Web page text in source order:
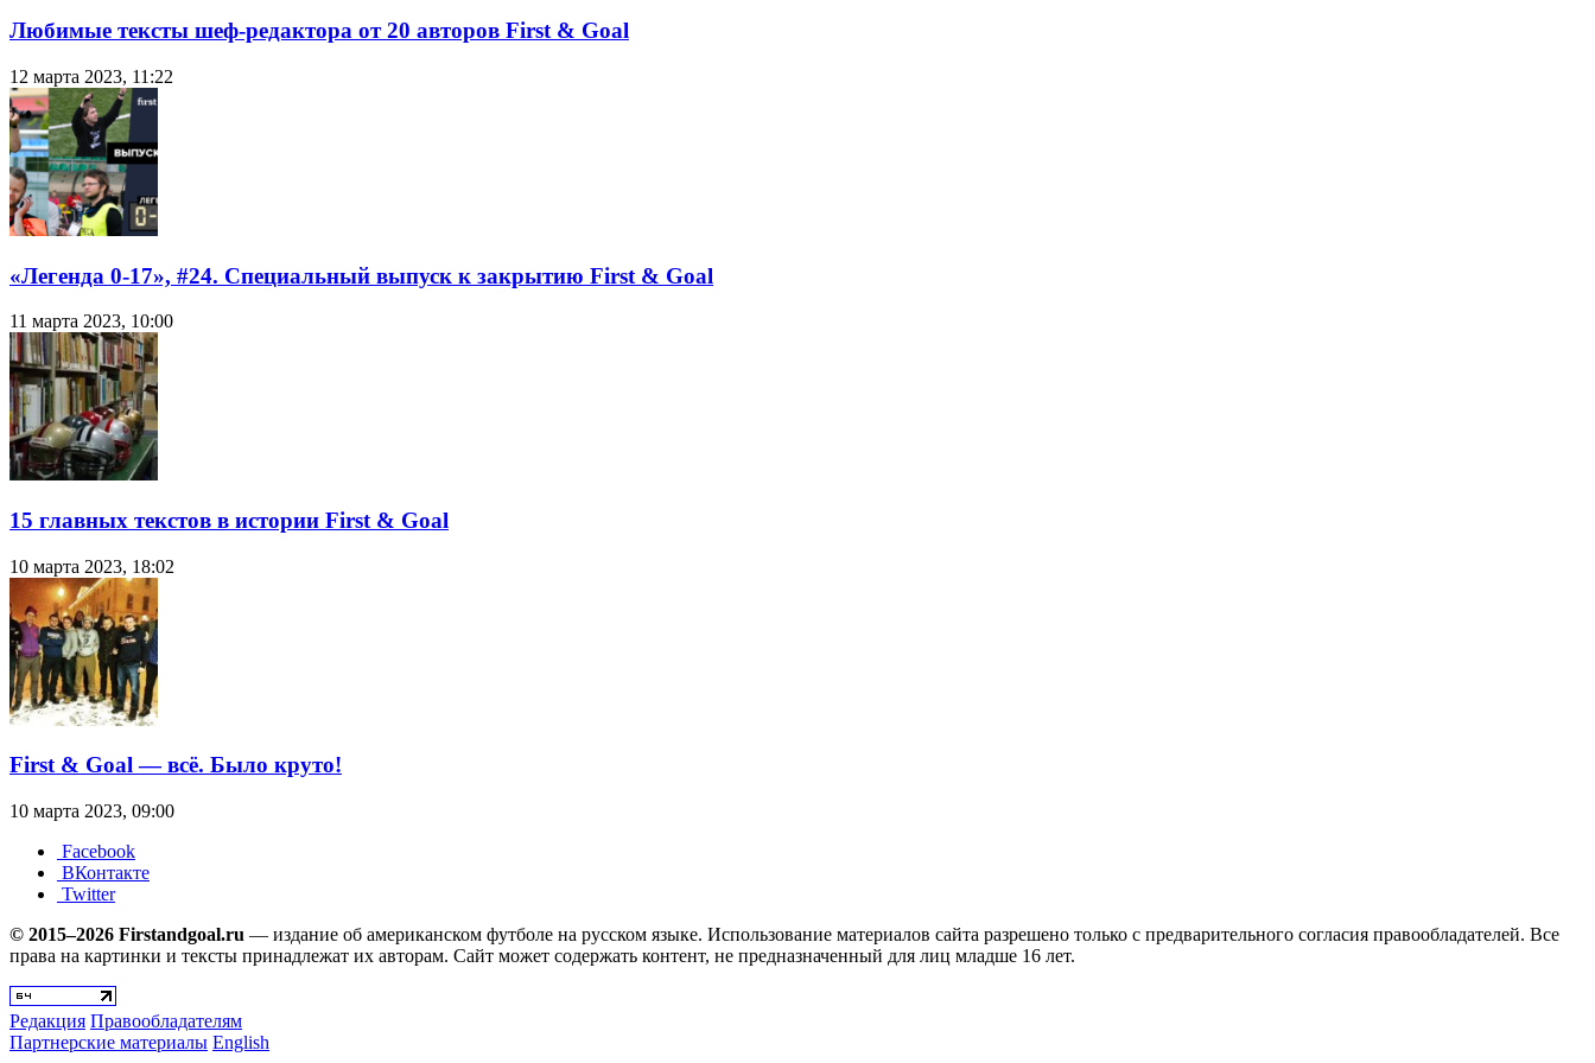
Любимые тексты шеф-редактора от 20 авторов First & Goal
12 марта 2023, 11:22
«Легенда 0-17», #24. Специальный выпуск к закрытию First & Goal
11 марта 2023, 10:00
15 главных текстов в истории First & Goal
10 марта 2023, 18:02
First & Goal — всё. Было круто!
10 марта 2023, 09:00
Facebook
ВКонтакте
Twitter
© 2015–2026 Firstandgoal.ru — издание об американском футболе на русском языке. Использование материалов cайта разрешено только с предварительного согласия правообладателей. Все
права на картинки и тексты принадлежат их авторам. Сайт может содержать контент, не предназначенный для лиц младше 16 лет.
Редакция Правообладателям
Партнерские материалы English